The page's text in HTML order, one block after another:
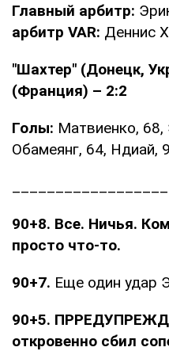
Главный арбитр:
арбитр VAR: Деннис
"Шахтер" (Донецк,
(Франция) – 2:2
Голы: Матвиенко, 68,
Обамеянг, 64, Ндиай,
90+8. Все. Ничья.
просто что-то.
90+7. Еще один удар
90+5.
откровенно сбил